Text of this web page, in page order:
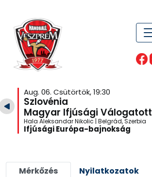
Aug. 06. Csütörtök, 19:30
Szlovénia
Magyar Ifjúsági Válogatott
Hala Aleksandar Nikolic | Belgrád, Szerbia
Ifjúsági Európa-bajnokság
Mérkőzés Nyilatkozatok